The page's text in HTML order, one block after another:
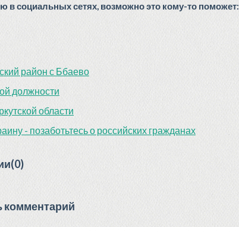
в социальных сетях, возможно это кому-то поможет:
район с Ббаево
должности
области
- позаботьтесь о российских гражданах
комментарий